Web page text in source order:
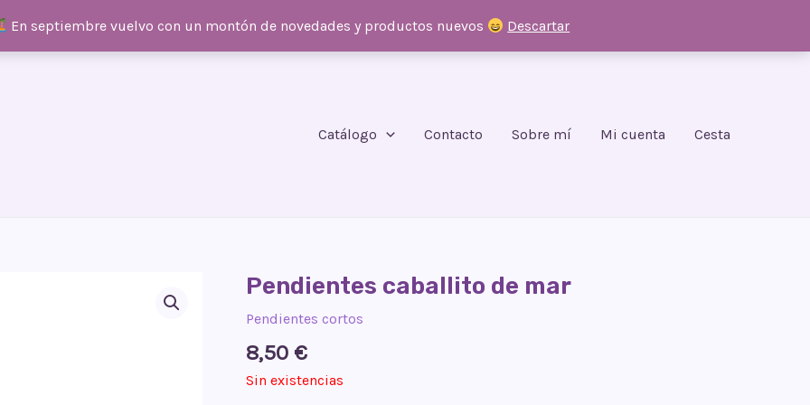
En septiembre vuelvo con un montón de novedades y productos nuevos Descartar
Catálogo
Contacto Sobre mí Mi cuenta Cesta
Pendientes caballito de mar
Pendientes cortos
8,50 €
Sin existencias